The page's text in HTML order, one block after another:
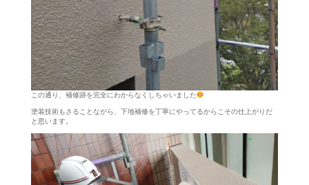
この通り、補修跡を完全にわからなくしちゃいました
塗装技術もさることながら、下地補修を丁寧にやってるからこその仕上がりだ
と思います。